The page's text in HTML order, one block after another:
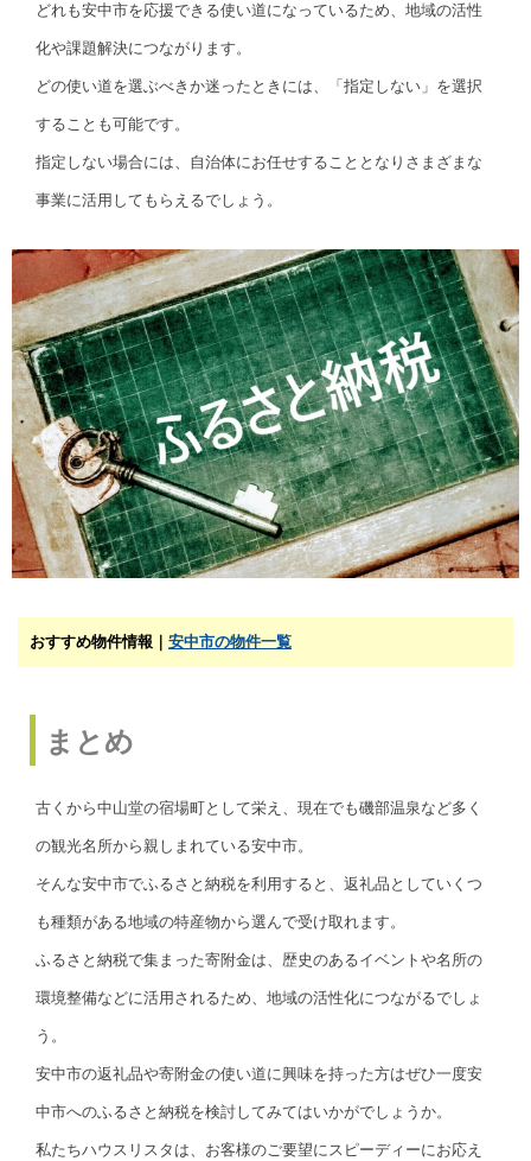
どれも安中市を応援できる使い道になっているため、地域の活性
化や課題解決につながります。
どの使い道を選ぶべきか迷ったときには、「指定しない」を選択
することも可能です。
指定しない場合には、自治体にお任せすることとなりさまざまな
事業に活用してもらえるでしょう。
おすすめ物件情報｜ 安中市の物件一覧
まとめ
古くから中山堂の宿場町として栄え、現在でも磯部温泉など多く
の観光名所から親しまれている安中市。
そんな安中市でふるさと納税を利用すると、返礼品としていくつ
も種類がある地域の特産物から選んで受け取れます。
ふるさと納税で集まった寄附金は、歴史のあるイベントや名所の
環境整備などに活用されるため、地域の活性化につながるでしょ
う。
安中市の返礼品や寄附金の使い道に興味を持った方はぜひ一度安
中市へのふるさと納税を検討してみてはいかがでしょうか。
私たちハウスリスタは、お客様のご要望にスピーディーにお応え